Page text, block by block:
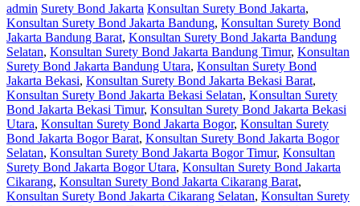
admin Surety Bond Jakarta Konsultan Surety Bond Jakarta,
Konsultan Surety Bond Jakarta Bandung, Konsultan Surety Bond
Jakarta Bandung Barat, Konsultan Surety Bond Jakarta Bandung
Selatan, Konsultan Surety Bond Jakarta Bandung Timur, Konsultan
Surety Bond Jakarta Bandung Utara, Konsultan Surety Bond
Jakarta Bekasi, Konsultan Surety Bond Jakarta Bekasi Barat,
Konsultan Surety Bond Jakarta Bekasi Selatan, Konsultan Surety
Bond Jakarta Bekasi Timur, Konsultan Surety Bond Jakarta Bekasi
Utara, Konsultan Surety Bond Jakarta Bogor, Konsultan Surety
Bond Jakarta Bogor Barat, Konsultan Surety Bond Jakarta Bogor
Selatan, Konsultan Surety Bond Jakarta Bogor Timur, Konsultan
Surety Bond Jakarta Bogor Utara, Konsultan Surety Bond Jakarta
Cikarang, Konsultan Surety Bond Jakarta Cikarang Barat,
Konsultan Surety Bond Jakarta Cikarang Selatan, Konsultan Surety